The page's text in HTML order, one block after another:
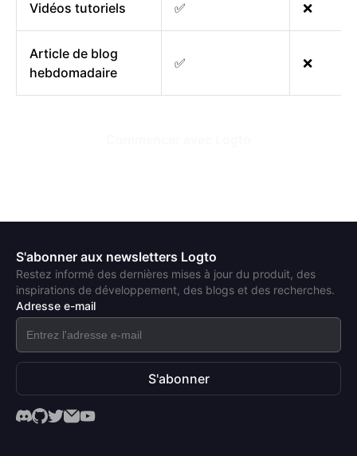
Vidéos tutoriels ✅ ❌
Article de blog
hebdomadaire
✅ ❌
S'abonner aux newsletters Logto
Restez informé des dernières mises à jour du produit, des
inspirations de développement, des blogs et des recherches.
Adresse e-mail
S'abonner